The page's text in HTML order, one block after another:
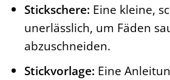
Stickschere: Eine kleine,
unerlässlich, um Fäden
abzuschneiden.
Stickvorlage: Eine